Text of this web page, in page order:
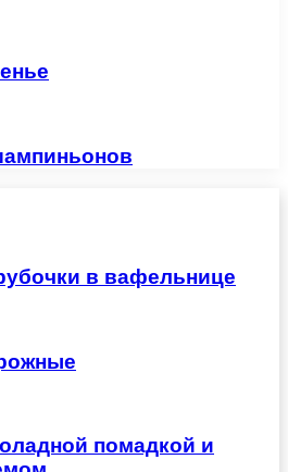
в вафельнице
помадкой и